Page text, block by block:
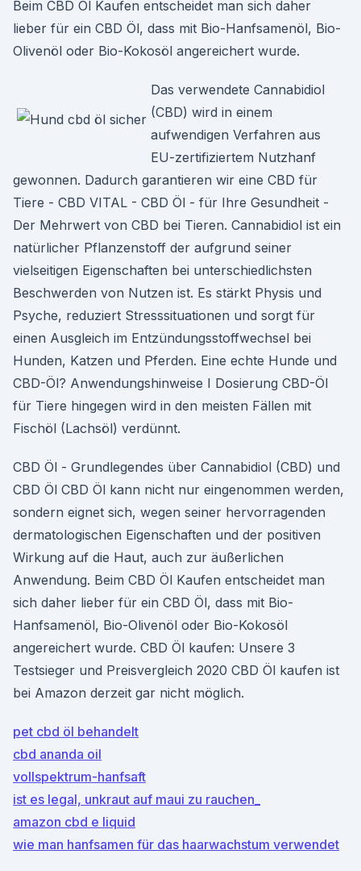
Beim CBD Öl Kaufen entscheidet man sich daher
lieber für ein CBD Öl, dass mit Bio-Hanfsamenöl, Bio-
Olivenöl oder Bio-Kokosöl angereichert wurde.
Das verwendete Cannabidiol
(CBD) wird in einem
aufwendigen Verfahren aus
EU-zertifiziertem Nutzhanf
gewonnen. Dadurch garantieren wir eine CBD für
Tiere - CBD VITAL - CBD Öl - für Ihre Gesundheit -
Der Mehrwert von CBD bei Tieren. Cannabidiol ist ein
natürlicher Pflanzenstoff der aufgrund seiner
vielseitigen Eigenschaften bei unterschiedlichsten
Beschwerden von Nutzen ist. Es stärkt Physis und
Psyche, reduziert Stresssituationen und sorgt für
einen Ausgleich im Entzündungsstoffwechsel bei
Hunden, Katzen und Pferden. Eine echte Hunde und
CBD-Öl? Anwendungshinweise I Dosierung CBD-Öl
für Tiere hingegen wird in den meisten Fällen mit
Fischöl (Lachsöl) verdünnt.
CBD Öl - Grundlegendes über Cannabidiol (CBD) und
CBD Öl CBD Öl kann nicht nur eingenommen werden,
sondern eignet sich, wegen seiner hervorragenden
dermatologischen Eigenschaften und der positiven
Wirkung auf die Haut, auch zur äußerlichen
Anwendung. Beim CBD Öl Kaufen entscheidet man
sich daher lieber für ein CBD Öl, dass mit Bio-
Hanfsamenöl, Bio-Olivenöl oder Bio-Kokosöl
angereichert wurde. CBD Öl kaufen: Unsere 3
Testsieger und Preisvergleich 2020 CBD Öl kaufen ist
bei Amazon derzeit gar nicht möglich.
pet cbd öl behandelt
cbd ananda oil
vollspektrum-hanfsaft
ist es legal, unkraut auf maui zu rauchen_
amazon cbd e liquid
wie man hanfsamen für das haarwachstum verwendet